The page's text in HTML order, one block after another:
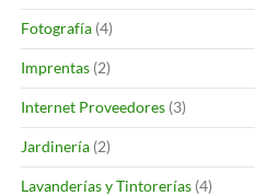
Fotografía (4)
Imprentas (2)
Internet Proveedores (3)
Jardinería (2)
Lavanderías y Tintorerías (4)